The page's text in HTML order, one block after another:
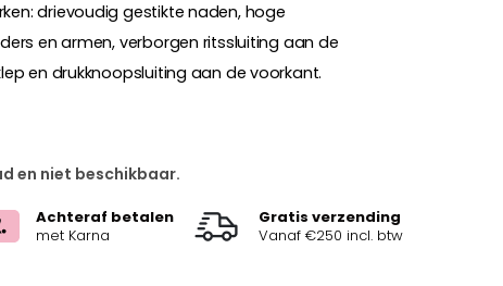
drievoudig gestikte naden, hoge
en armen, verborgen ritssluiting aan de
en drukknoopsluiting aan de voorkant.
en niet beschikbaar.
Achteraf betalen
met Karna
Gratis verzending
Vanaf €250 incl. btw